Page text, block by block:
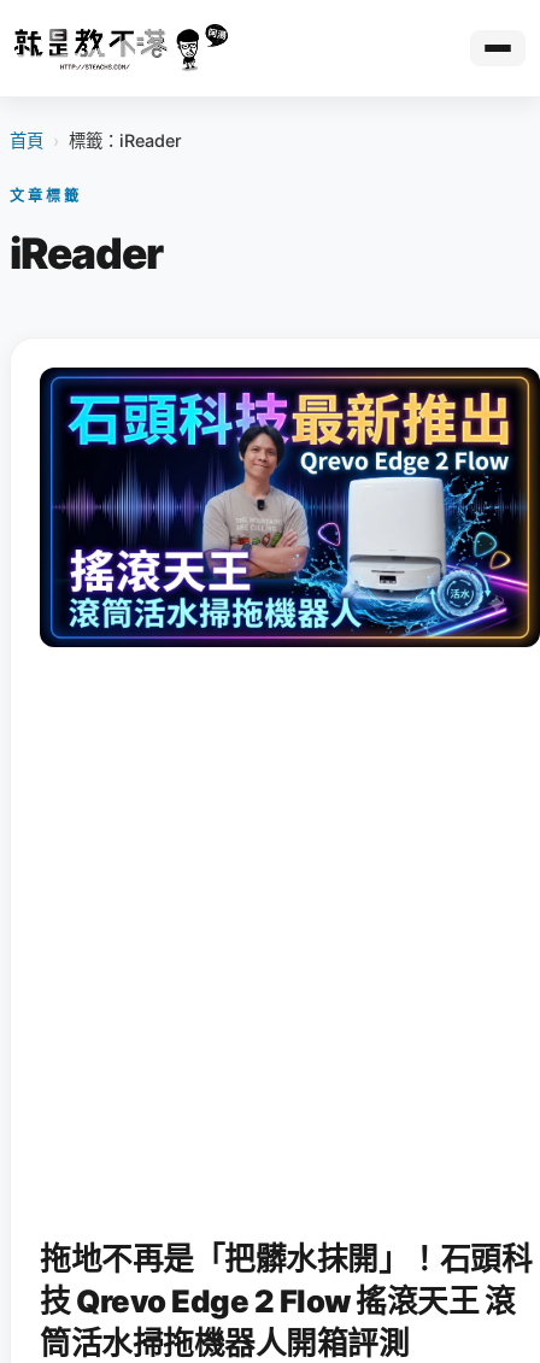
首頁 › 標籤：iReader
文章標籤
iReader
拖地不再是「把髒水抹開」！石頭科
技 Qrevo Edge 2 Flow 搖滾天王 滾
筒活水掃拖機器人開箱評測